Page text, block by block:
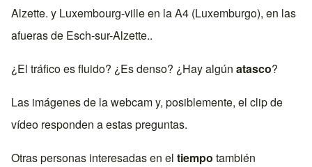
Alzette. y Luxembourg-villeen laA4 (Luxemburgo), en las
afueras de Esch-sur-Alzette..
¿El tráfico es fluido? ¿Es denso? ¿Hay algún atasco?
Las imágenes de la webcam y, posiblemente, el clip de
vídeo responden a estas preguntas.
Otras personas interesadas en el tiempo también